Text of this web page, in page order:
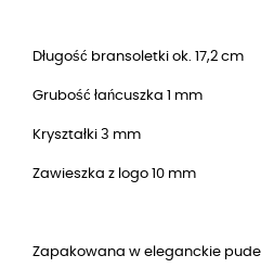
Długość bransoletki ok. 17,2 cm
Grubość łańcuszka 1 mm
Kryształki 3 mm
Zawieszka z logo 10 mm
Zapakowana w eleganckie